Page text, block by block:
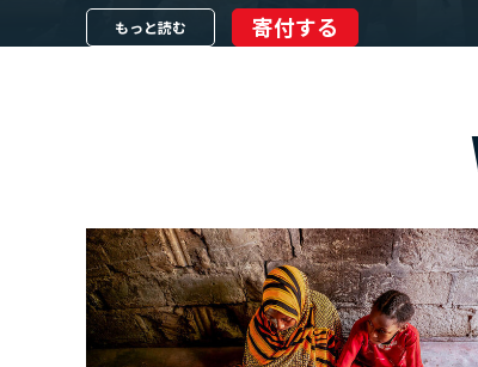
もっと読む 寄付する